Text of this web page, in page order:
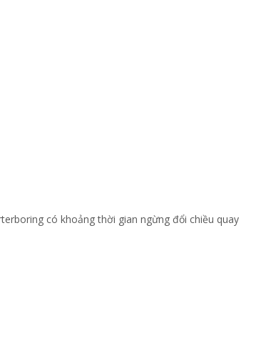
có khoảng thời gian ngừng đổi chiều quay